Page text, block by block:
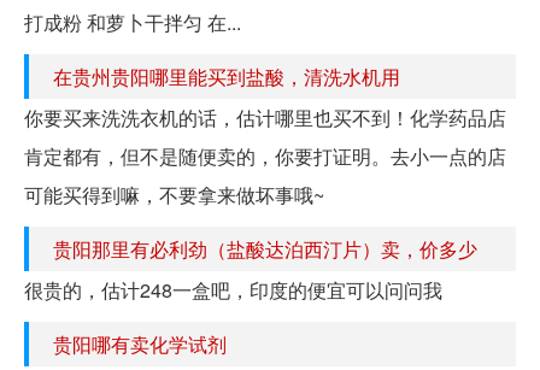
打成粉 和萝卜干拌匀 在...
在贵州贵阳哪里能买到盐酸，清洗水机用
你要买来洗洗衣机的话，估计哪里也买不到！化学药品店
肯定都有，但不是随便卖的，你要打证明。去小一点的店
可能买得到嘛，不要拿来做坏事哦~
贵阳那里有必利劲（盐酸达泊西汀片）卖，价多少
很贵的，估计248一盒吧，印度的便宜可以问问我
贵阳哪有卖化学试剂